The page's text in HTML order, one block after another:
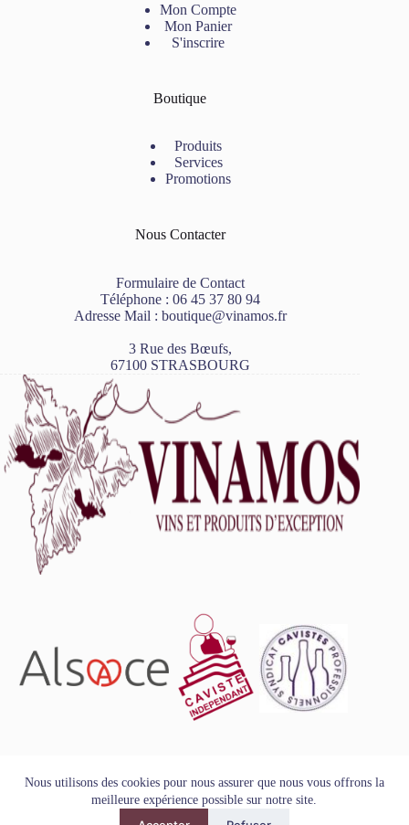
Nous utilisons des cookies pour nous assurer que nous vous offrons la
meilleure expérience possible sur notre site.
Mon Compte
Mon Panier
S'inscrire
Boutique
Produits
Services
Promotions
Nous Contacter
Formulaire de Contact
Téléphone : 06 45 37 80 94
Adresse Mail : boutique@vinamos.fr
3 Rue des Bœufs,
67100 STRASBOURG
avec modération.
Tous droits réservés - Copyright VINAMOS © 2026